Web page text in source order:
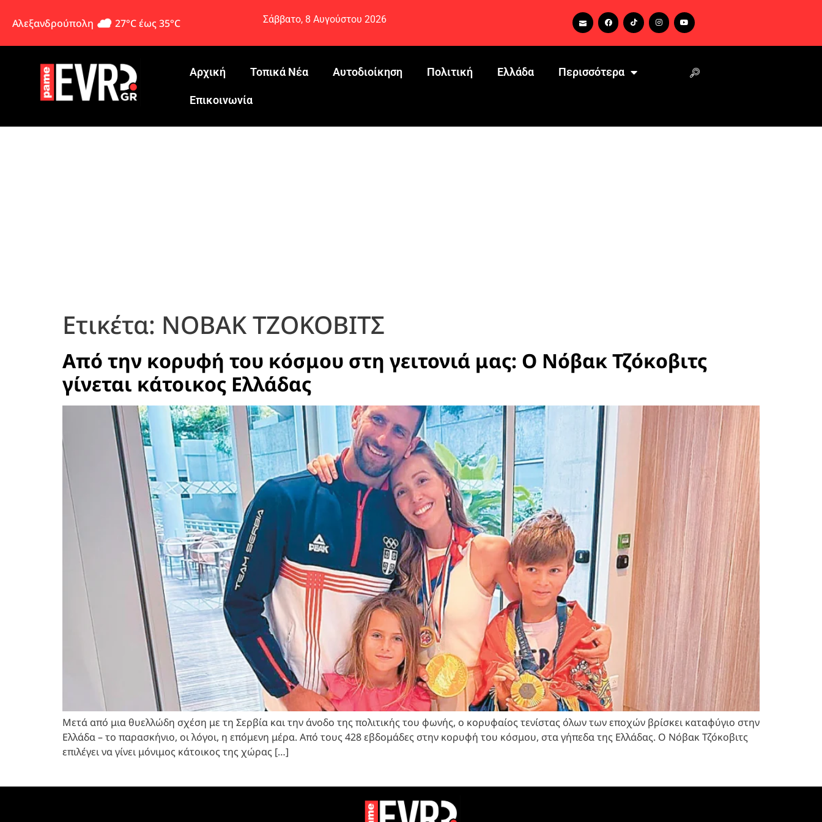
Αλεξανδρούπολη 27°C έως 35°C Σάββατο, 8 Αυγούστου 2026
Αρχική Τοπικά Νέα Αυτοδιοίκηση Πολιτική Ελλάδα Περισσότερα
Eπικοινωνία
Ετικέτα: ΝΟΒΑΚ ΤΖΟΚΟΒΙΤΣ
Από την κορυφή του κόσμου στη γειτονιά μας: Ο Νόβακ Τζόκοβιτς
γίνεται κάτοικος Ελλάδας
Μετά από μια θυελλώδη σχέση με τη Σερβία και την άνοδο της πολιτικής του φωνής, ο κορυφαίος τενίστας όλων των εποχών βρίσκει καταφύγιο στην
Ελλάδα – το παρασκήνιο, οι λόγοι, η επόμενη μέρα. Από τους 428 εβδομάδες στην κορυφή του κόσμου, στα γήπεδα της Ελλάδας. Ο Νόβακ Τζόκοβιτς
επιλέγει να γίνει μόνιμος κάτοικος της χώρας […]